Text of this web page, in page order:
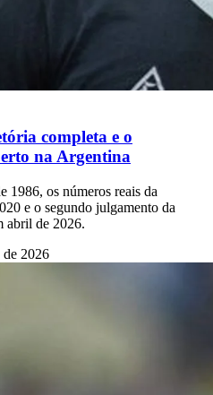
completa e o
na Argentina
1986, os números reais da
e o segundo julgamento da
abril de 2026.
de 2026